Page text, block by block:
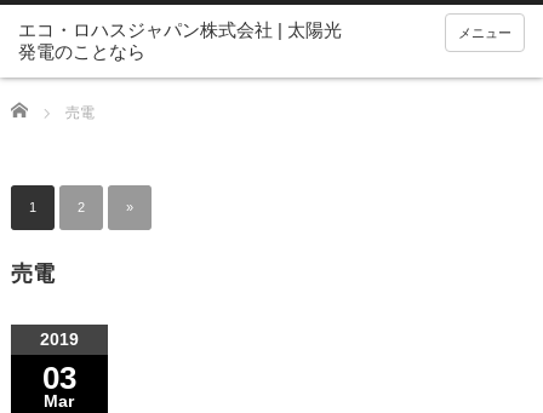
メニュー
Home 売電
1 2 »
売電
2019
03
Mar